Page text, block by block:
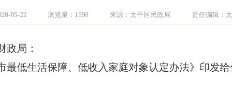
05-22 浏览量：1598 来源：太平区民政局 责任编辑：
政局：
最低生活保障、低收入家庭对象认定办法》印发